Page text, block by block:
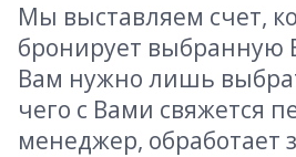
Мы выставляем счет,
бронирует выбранную
Вам нужно лишь
чего с Вами свяжется
менеджер, обработает